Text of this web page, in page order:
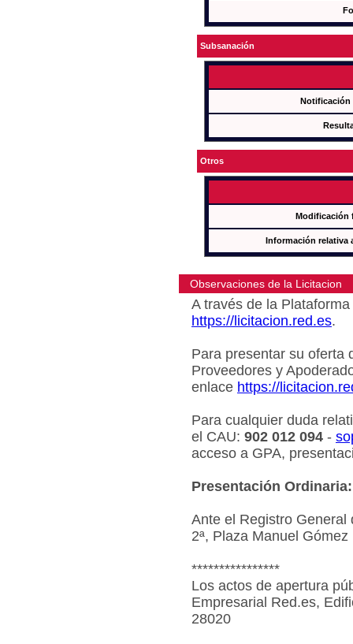
Subsanación
Notificación
Otros
Modificación
Información relativa
Observaciones de la Licitacion
A través de la
https://licitacion.red.es.
Para presentar su oferta
Proveedores y
enlace https://
Para cualquier duda
el CAU: 902 012 094 -
acceso a GPA,
Presentación Ordinaria:
Ante el Registro General
2ª, Plaza Manuel
****************
Los actos de apertura
Empresarial Red.es,
28020